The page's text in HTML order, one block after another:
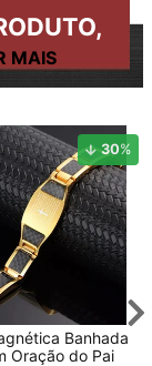
30%
Banhada
Oração do Pai